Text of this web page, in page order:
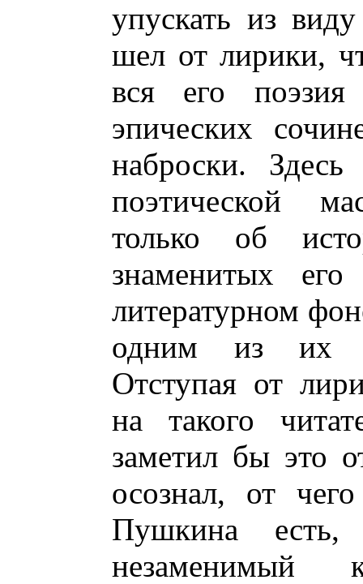
упускать из
шел от лирики,
вся его
эпических
наброски.
поэтической
только об
знаменитых
литературном
одним из их
Отступая от
на такого
заметил бы это
осознал, от
Пушкина есть,